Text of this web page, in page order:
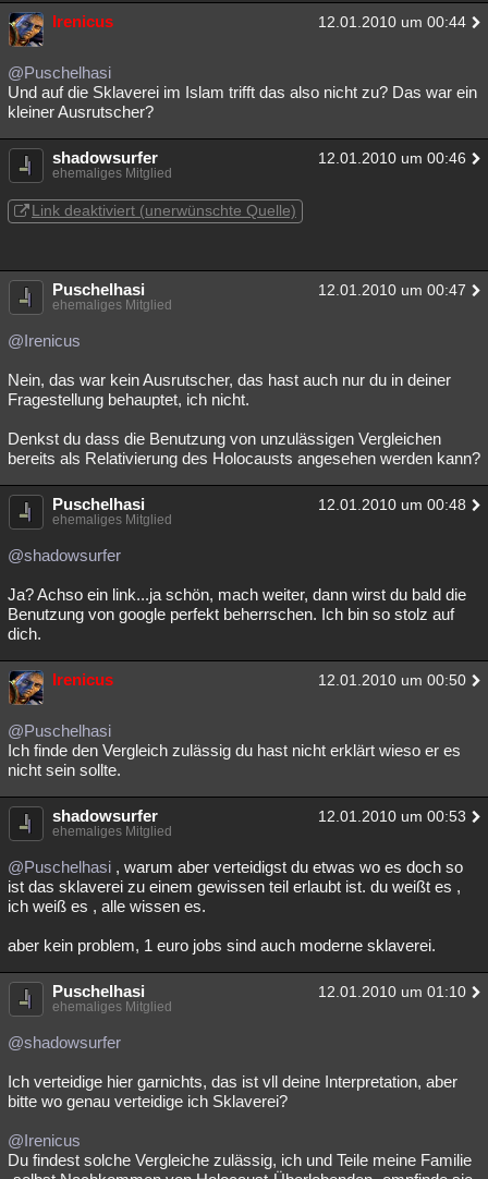
Irenicus 12.01.2010 um 00:44
@Puschelhasi
Und auf die Sklaverei im Islam trifft das also nicht zu? Das war ein
kleiner Ausrutscher?
shadowsurfer 12.01.2010 um 00:46
ehemaliges Mitglied
Link deaktiviert (unerwünschte Quelle)
Puschelhasi 12.01.2010 um 00:47
ehemaliges Mitglied
@Irenicus
Nein, das war kein Ausrutscher, das hast auch nur du in deiner
Fragestellung behauptet, ich nicht.
Denkst du dass die Benutzung von unzulässigen Vergleichen
bereits als Relativierung des Holocausts angesehen werden kann?
Puschelhasi 12.01.2010 um 00:48
ehemaliges Mitglied
@shadowsurfer
Ja? Achso ein link...ja schön, mach weiter, dann wirst du bald die
Benutzung von google perfekt beherrschen. Ich bin so stolz auf
dich.
Irenicus 12.01.2010 um 00:50
@Puschelhasi
Ich finde den Vergleich zulässig du hast nicht erklärt wieso er es
nicht sein sollte.
shadowsurfer 12.01.2010 um 00:53
ehemaliges Mitglied
@Puschelhasi , warum aber verteidigst du etwas wo es doch so
ist das sklaverei zu einem gewissen teil erlaubt ist. du weißt es ,
ich weiß es , alle wissen es.
aber kein problem, 1 euro jobs sind auch moderne sklaverei.
Puschelhasi 12.01.2010 um 01:10
ehemaliges Mitglied
@shadowsurfer
Ich verteidige hier garnichts, das ist vll deine Interpretation, aber
bitte wo genau verteidige ich Sklaverei?
@Irenicus
Du findest solche Vergleiche zulässig, ich und Teile meine Familie